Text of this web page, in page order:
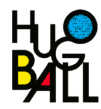
Zum
Inhalt